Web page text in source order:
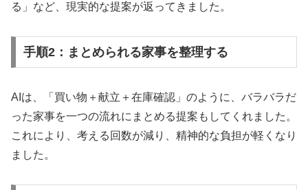
る」など、現実的な提案が返ってきました。
手順2：まとめられる家事を整理する
AIは、「買い物＋献立＋在庫確認」のように、バラバラだ
った家事を一つの流れにまとめる提案もしてくれました。
これにより、考える回数が減り、精神的な負担が軽くなり
ました。